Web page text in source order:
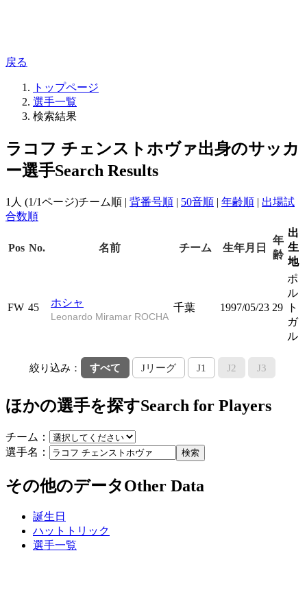
戻る
トップページ
選手一覧
検索結果
ラコフ チェンストホヴァ出身のサッカ
ー選手Search Results
1人 (1/1ページ)チーム順 | 背番号順 | 50音順 | 年齢順 | 出場試
合数順
Pos No. 名前 チーム 生年月日
年
齢
出
生
地
FW 45 ホシャ
Leonardo Miramar ROCHA
千葉 1997/05/23 29
ポ
ル
ト
ガ
ル
絞り込み： すべて Jリーグ J1 J2 J3
ほかの選手を探すSearch for Players
チーム：
選手名：
検索
その他のデータOther Data
誕生日
ハットトリック
選手一覧